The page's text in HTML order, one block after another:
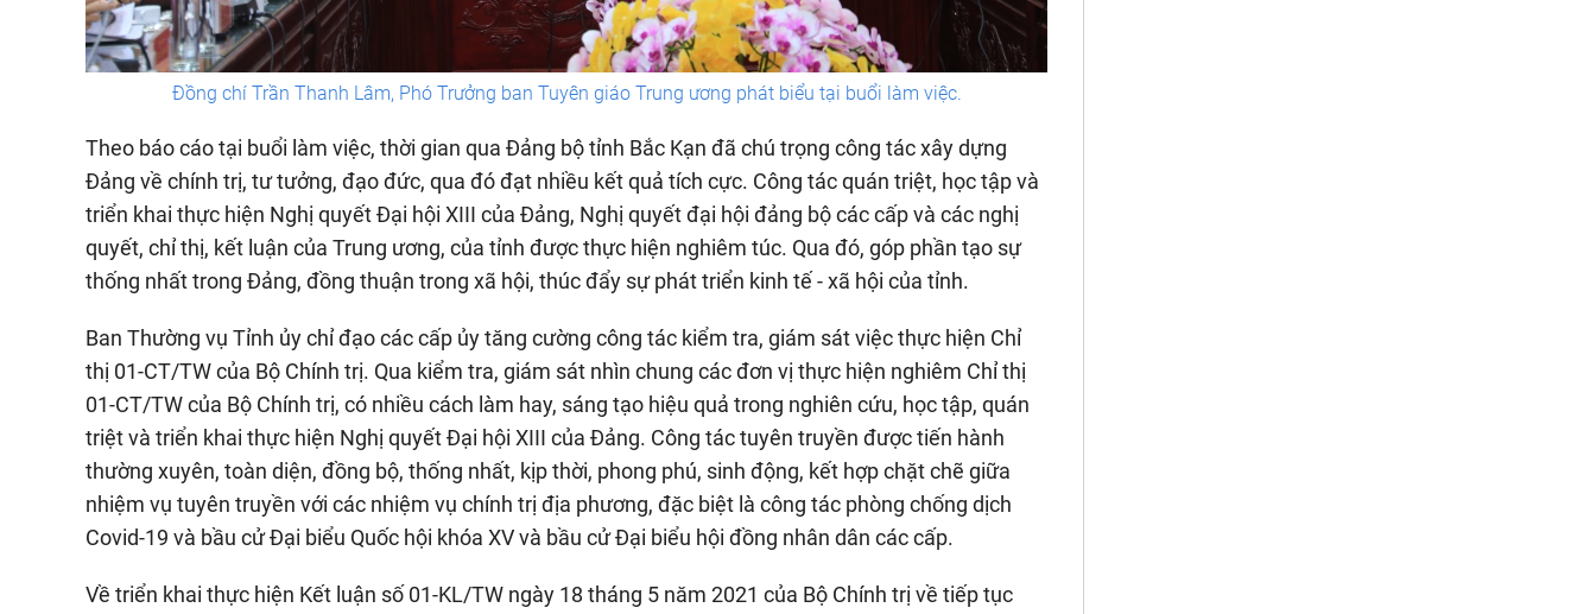
Đồng chí Trần Thanh Lâm, Phó Trưởng ban Tuyên giáo Trung ương phát biểu tại buổi làm việc.
Theo báo cáo tại buổi làm việc, thời gian qua Đảng bộ tỉnh Bắc Kạn đã chú trọng công tác xây dựng
Đảng về chính trị, tư tưởng, đạo đức, qua đó đạt nhiều kết quả tích cực. Công tác quán triệt, học tập và
triển khai thực hiện Nghị quyết Đại hội XIII của Đảng, Nghị quyết đại hội đảng bộ các cấp và các nghị
quyết, chỉ thị, kết luận của Trung ương, của tỉnh được thực hiện nghiêm túc. Qua đó, góp phần tạo sự
thống nhất trong Đảng, đồng thuận trong xã hội, thúc đẩy sự phát triển kinh tế - xã hội của tỉnh.
Ban Thường vụ Tỉnh ủy chỉ đạo các cấp ủy tăng cường công tác kiểm tra, giám sát việc thực hiện Chỉ
thị 01-CT/TW của Bộ Chính trị. Qua kiểm tra, giám sát nhìn chung các đơn vị thực hiện nghiêm Chỉ thị
01-CT/TW của Bộ Chính trị, có nhiều cách làm hay, sáng tạo hiệu quả trong nghiên cứu, học tập, quán
triệt và triển khai thực hiện Nghị quyết Đại hội XIII của Đảng. Công tác tuyên truyền được tiến hành
thường xuyên, toàn diện, đồng bộ, thống nhất, kịp thời, phong phú, sinh động, kết hợp chặt chẽ giữa
nhiệm vụ tuyên truyền với các nhiệm vụ chính trị địa phương, đặc biệt là công tác phòng chống dịch
Covid-19 và bầu cử Đại biểu Quốc hội khóa XV và bầu cử Đại biểu hội đồng nhân dân các cấp.
Về triển khai thực hiện Kết luận số 01-KL/TW ngày 18 tháng 5 năm 2021 của Bộ Chính trị về tiếp tục